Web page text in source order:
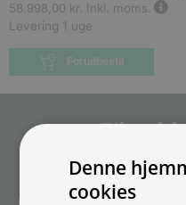
58.998,00 kr. Inkl. moms.
Levering 1 uge
Forudbestil
Tilmeld
Vær blandt de første til at
events
Denne
cookies